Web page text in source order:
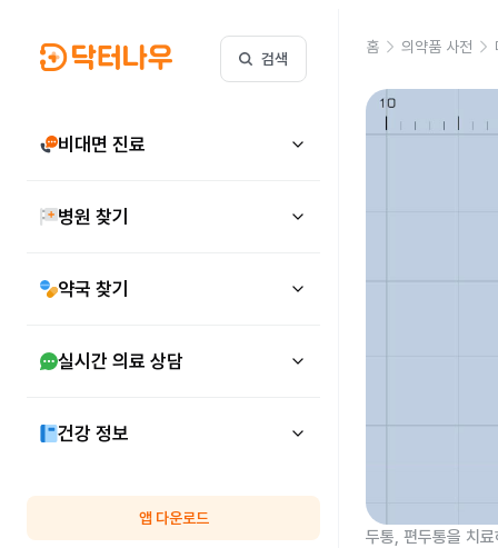
검색
비대면 진료
병원 찾기
약국 찾기
실시간 의료 상담
건강 정보
앱 다운로드
홈 의약품 사전
두통, 편두통을 치